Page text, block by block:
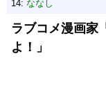
14: ななし
ラブコメ漫画家
よ！」